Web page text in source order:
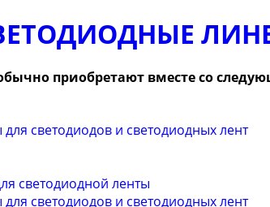
приобретают вместе со